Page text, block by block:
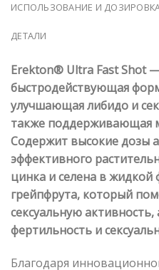
ДЕТАЛИ
ИСПОЛЬЗОВАНИЕ И
Erekton® Ultra Fast Shot
быстродействующая
улучшающая либидо и
также поддерживающая
Содержит высокие дозы
эффективного
цинка и селена в жидкой
грейпфрута, который
сексуальную
фертильность и
Благодаря